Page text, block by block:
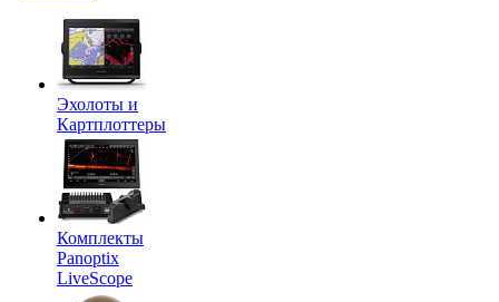
Эхолоты и
Картплоттеры
Комплекты
Panoptix
LiveScope